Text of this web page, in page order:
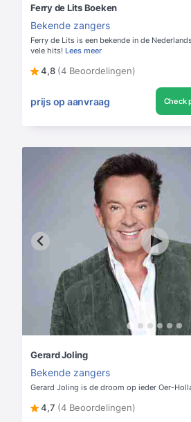
Ferry de Lits Boeken
Bekende zangers
Ferry de Lits is een bekende in de
vele hits! Lees meer
4,8 (4 Beoordelingen)
prijs op aanvraag Check
Gerard Joling
Bekende zangers
Gerard Joling is de droom op ieder Oer-
4,7 (4 Beoordelingen)